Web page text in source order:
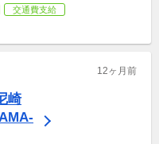
交通費支給
12ヶ月前
崎